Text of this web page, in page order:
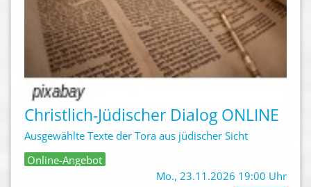
Christlich-Jüdischer Dialog ONLINE
Ausgewählte Texte der Tora aus jüdischer Sicht
Online-Angebot
Mo., 23.11.2026 19:00 Uhr